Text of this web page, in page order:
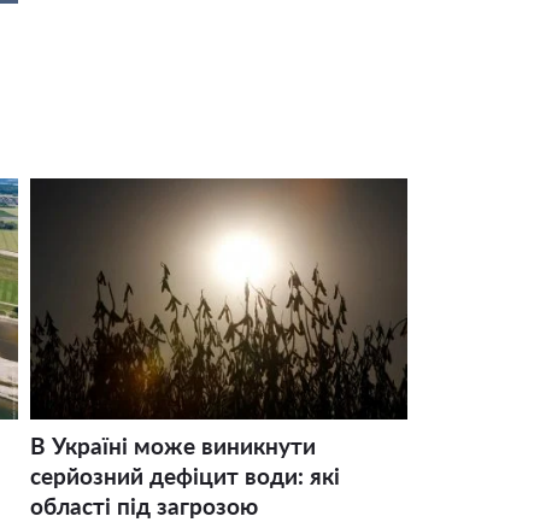
В Україні може виникнути
серйозний дефіцит води: які
області під загрозою